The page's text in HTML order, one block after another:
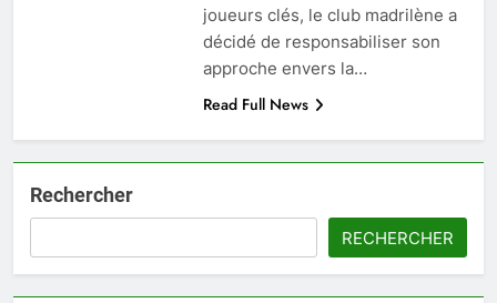
joueurs clés, le club madrilène a
décidé de responsabiliser son
approche envers la…
Read Full News
Rechercher
RECHERCHER